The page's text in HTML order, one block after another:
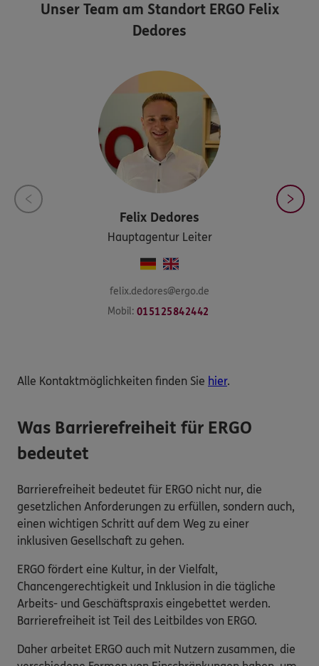
Unser Team am StandortERGO Felix
Dedores
Felix Dedores
Hauptagentur Leiter
felix.dedores@ergo.de
Mobil: 015125842442
Alle Kontaktmöglichkeiten finden Sie hier.
Was Barrierefreiheit für ERGO
bedeutet
Barrierefreiheit bedeutet für ERGO nicht nur, die
gesetzlichen Anforderungen zu erfüllen, sondern auch,
einen wichtigen Schritt auf dem Weg zu einer
inklusiven Gesellschaft zu gehen.
ERGO fördert eine Kultur, in der Vielfalt,
Chancengerechtigkeit und Inklusion in die tägliche
Arbeits- und Geschäftspraxis eingebettet werden.
Barrierefreiheit ist Teil des Leitbildes von ERGO.
Daher arbeitet ERGO auch mit Nutzern zusammen, die